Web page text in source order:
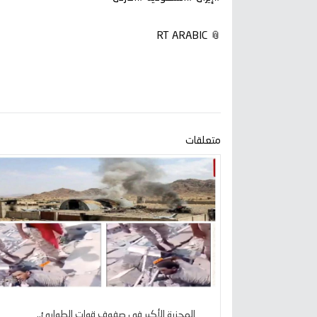
📎 RT ARABIC
متعلقات
المجزرة الأكبر في صفوف قوات الطوارئ..